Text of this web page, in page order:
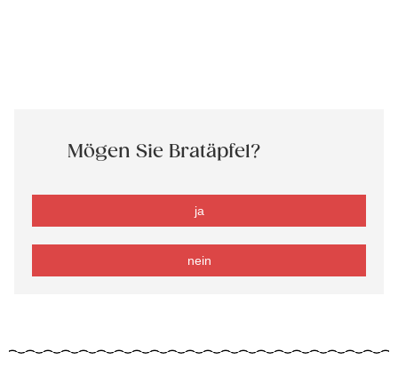
Mögen Sie Bratäpfel?
ja
nein